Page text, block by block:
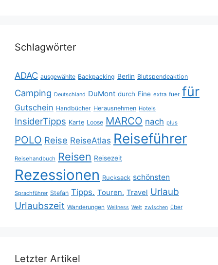
Schlagwörter
ADAC ausgewählte Backpacking Berlin Blutspendeaktion
Camping Deutschland DuMont durch Eine extra fuer für
Gutschein Handbücher Herausnehmen Hotels
InsiderTipps Karte Loose MARCO nach plus
POLO Reise ReiseAtlas Reiseführer
Reisehandbuch Reisen Reisezeit
Rezessionen Rucksack schönsten
Sprachführer Stefan Tipps. Touren. Travel Urlaub
Urlaubszeit Wanderungen Wellness Welt zwischen über
Letzter Artikel